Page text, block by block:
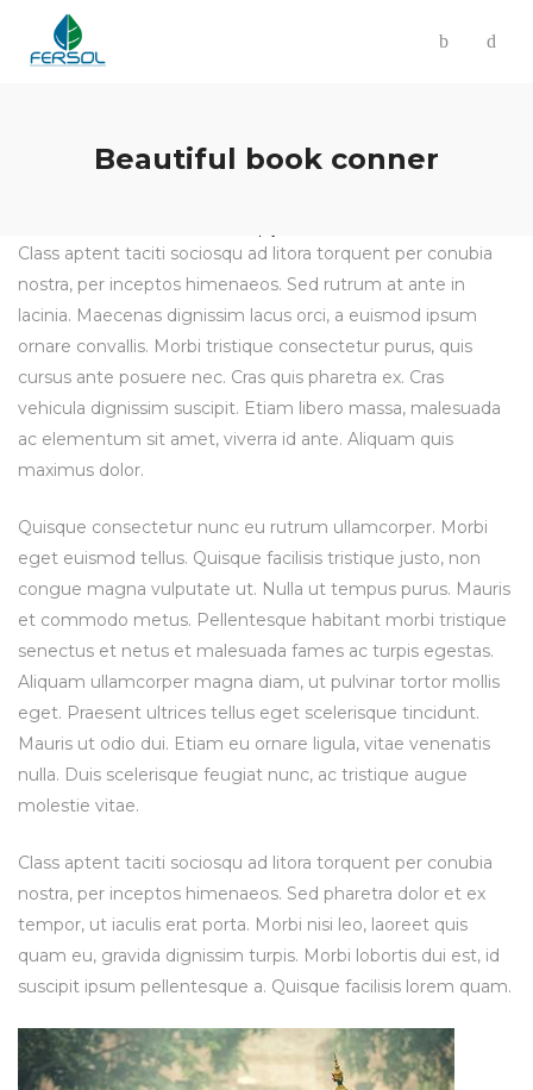
Beautiful book conner
Class aptent taciti sociosqu ad litora torquent per conubia
nostra, per inceptos himenaeos. Sed rutrum at ante in
lacinia. Maecenas dignissim lacus orci, a euismod ipsum
ornare convallis. Morbi tristique consectetur purus, quis
cursus ante posuere nec. Cras quis pharetra ex. Cras
vehicula dignissim suscipit. Etiam libero massa, malesuada
ac elementum sit amet, viverra id ante. Aliquam quis
maximus dolor.
Quisque consectetur nunc eu rutrum ullamcorper. Morbi
eget euismod tellus. Quisque facilisis tristique justo, non
congue magna vulputate ut. Nulla ut tempus purus. Mauris
et commodo metus. Pellentesque habitant morbi tristique
senectus et netus et malesuada fames ac turpis egestas.
Aliquam ullamcorper magna diam, ut pulvinar tortor mollis
eget. Praesent ultrices tellus eget scelerisque tincidunt.
Mauris ut odio dui. Etiam eu ornare ligula, vitae venenatis
nulla. Duis scelerisque feugiat nunc, ac tristique augue
molestie vitae.
Class aptent taciti sociosqu ad litora torquent per conubia
nostra, per inceptos himenaeos. Sed pharetra dolor et ex
tempor, ut iaculis erat porta. Morbi nisi leo, laoreet quis
quam eu, gravida dignissim turpis. Morbi lobortis dui est, id
suscipit ipsum pellentesque a. Quisque facilisis lorem quam.